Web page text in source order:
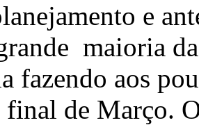
e
maioria
fazendo aos
final de Março.